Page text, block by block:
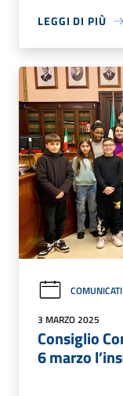
LEGGI DI PIÙ
COMUNICATI
3 MARZO 2025
Consiglio
6 marzo